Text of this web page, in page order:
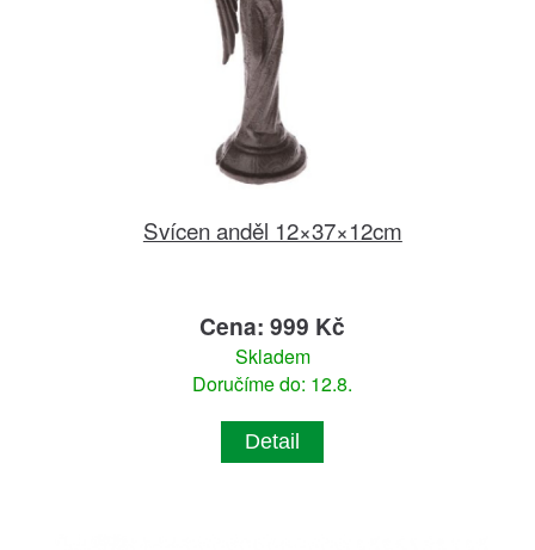
Svícen anděl 12×37×12cm
Cena: 999 Kč
Skladem
Doručíme do: 12.8.
Detail